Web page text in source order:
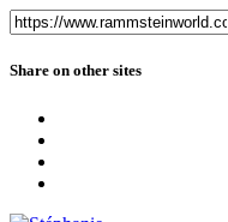
Share on other sites